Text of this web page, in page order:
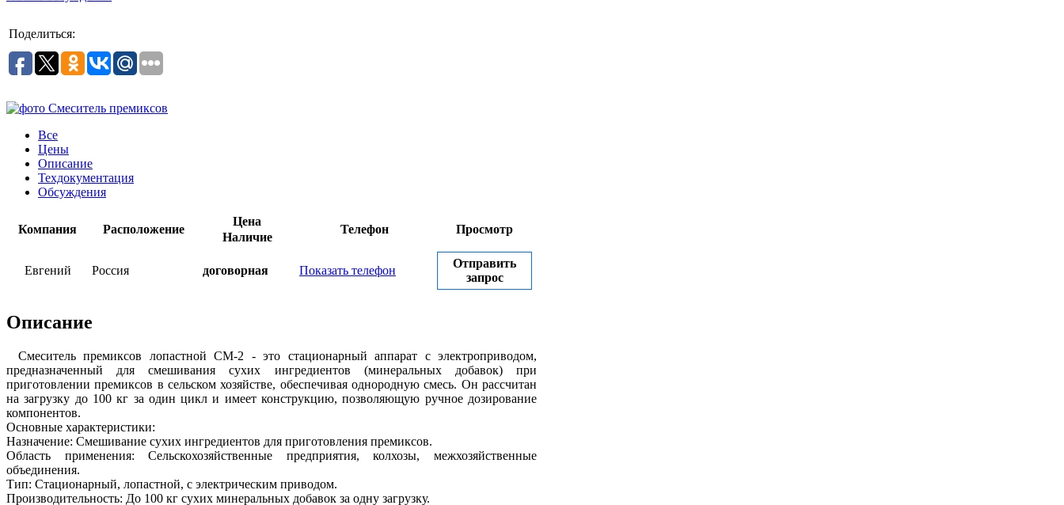
Поделиться:
Все
Цены
Описание
Техдокументация
Обсуждения
Компания Расположение
Цена
Наличие
Телефон Просмотр
Евгений Россия договорная Показать телефон
Отправить
запрос
Описание
Смеситель премиксов лопастной СМ-2 - это стационарный аппарат с электроприводом,
предназначенный для смешивания сухих ингредиентов (минеральных добавок) при
приготовлении премиксов в сельском хозяйстве, обеспечивая однородную смесь. Он рассчитан
на загрузку до 100 кг за один цикл и имеет конструкцию, позволяющую ручное дозирование
компонентов.
Основные характеристики:
Назначение: Смешивание сухих ингредиентов для приготовления премиксов.
Область применения: Сельскохозяйственные предприятия, колхозы, межхозяйственные
объединения.
Тип: Стационарный, лопастной, с электрическим приводом.
Производительность: До 100 кг сухих минеральных добавок за одну загрузку.